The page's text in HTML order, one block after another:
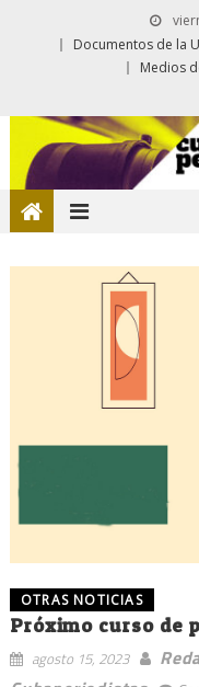
Documentos de la
Medios
OTRAS NOTICIAS
Próximo curso de
agosto 15, 2023